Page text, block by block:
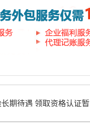
期待遇 领取资格认证暂